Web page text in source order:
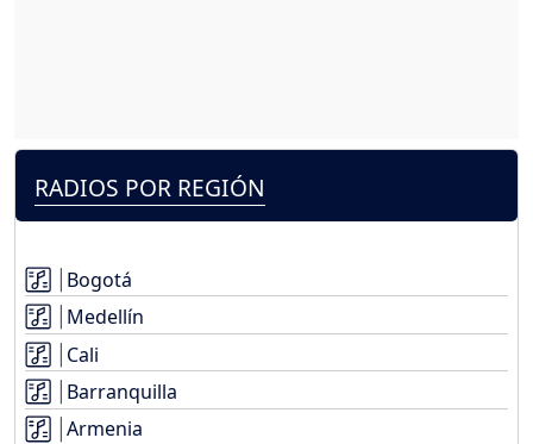
RADIOS POR REGIÓN
Bogotá
Medellín
Cali
Barranquilla
Armenia